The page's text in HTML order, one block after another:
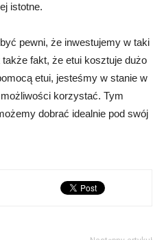
istotne.
pewni, że inwestujemy w taki
fakt, że etui kosztuje dużo
etui, jesteśmy w stanie w
korzystać. Tym
dobrać idealnie pod swój